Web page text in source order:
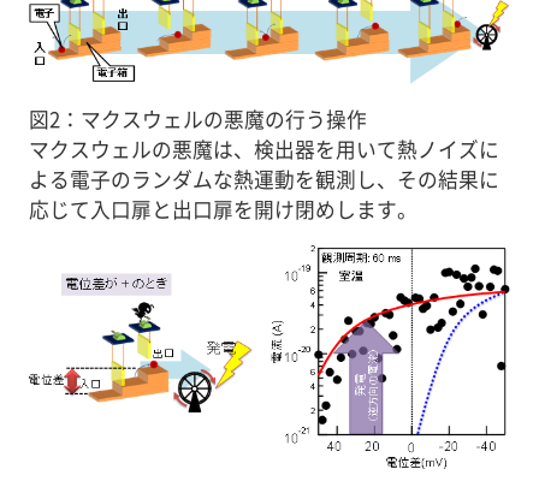
図2：マクスウェルの悪魔の行う操作
マクスウェルの悪魔は、検出器を用いて熱ノイズに
よる電子のランダムな熱運動を観測し、その結果に
応じて入口扉と出口扉を開け閉めします。